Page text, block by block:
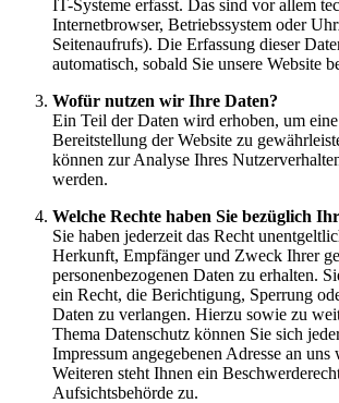
IT-Systeme erfasst. Das sind vor allem
Internetbrowser, Betriebssystem oder
Seitenaufrufs). Die Erfassung dieser
automatisch, sobald Sie unsere Website
Wofür nutzen wir Ihre Daten?
Ein Teil der Daten wird erhoben, um
Bereitstellung der Website zu
können zur Analyse Ihres
werden.
Welche Rechte haben Sie bezüglich
Sie haben jederzeit das Recht
Herkunft, Empfänger und Zweck Ihrer
personenbezogenen Daten zu erhalten.
ein Recht, die Berichtigung, Sperrung
Daten zu verlangen. Hierzu sowie zu
Thema Datenschutz können Sie sich
Impressum angegebenen Adresse an uns
Weiteren steht Ihnen ein
Aufsichtsbehörde zu.